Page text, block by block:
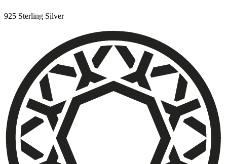
925 Sterling Silver